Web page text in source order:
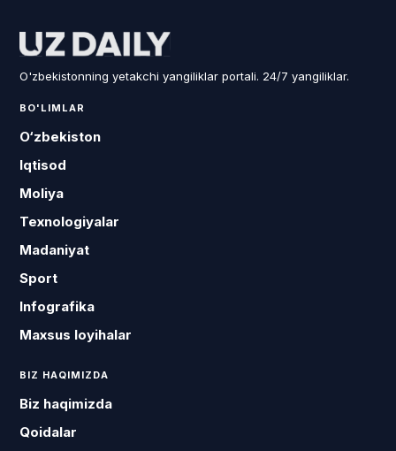
O'zbekistonning yetakchi yangiliklar portali. 24/7 yangiliklar.
BO'LIMLAR
O‘zbekiston
Iqtisod
Moliya
Texnologiyalar
Madaniyat
Sport
Infografika
Maxsus loyihalar
BIZ HAQIMIZDA
Biz haqimizda
Qoidalar